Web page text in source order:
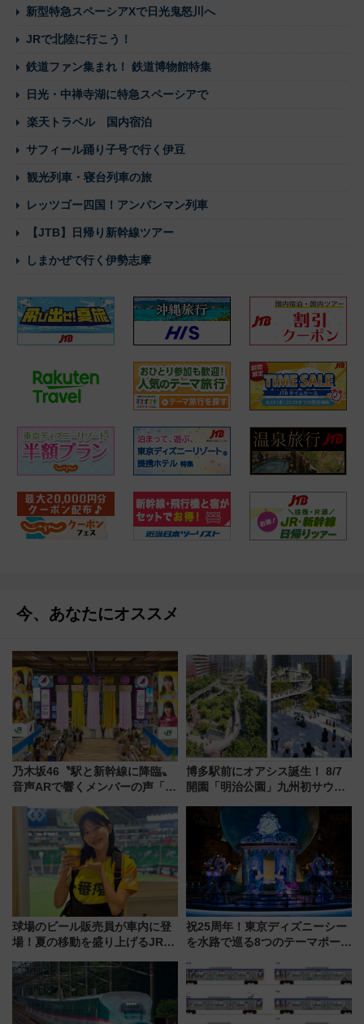
新型特急スペーシアXで日光鬼怒川へ
JRで北陸に行こう！
鉄道ファン集まれ！ 鉄道博物館特集
日光・中禅寺湖に特急スペーシアで
楽天トラベル 国内宿泊
サフィール踊り子号で行く伊豆
観光列車・寝台列車の旅
レッツゴー四国！アンパンマン列車
【JTB】日帰り新幹線ツアー
しまかぜで行く伊勢志摩
今、あなたにオススメ
乃木坂46〝駅と新幹線に降臨〟
音声ARで響くメンバーの声「真
博多駅前にオアシス誕生！ 8/7
開園「明治公園」九州初サウナ
品グルメ登場で駅前の過ごし方
はどう変わる？
球場のビール販売員が車内に登
場！夏の移動を盛り上げるJR九
月7日限定 ソフトバンクホーク
スとコラボ
祝25周年！東京ディズニーシー
を水路で巡る8つのテーマポート